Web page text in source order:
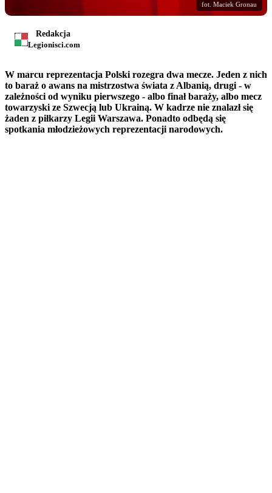
fot. Maciek Gronau
Redakcja
Legionisci.com
W marcu reprezentacja Polski rozegra dwa mecze. Jeden z nich
to baraż o awans na mistrzostwa świata z Albanią, drugi - w
zależności od wyniku pierwszego - albo finał baraży, albo mecz
towarzyski ze Szwecją lub Ukrainą. W kadrze nie znalazł się
żaden z piłkarzy Legii Warszawa. Ponadto odbędą się
spotkania młodzieżowych reprezentacji narodowych.